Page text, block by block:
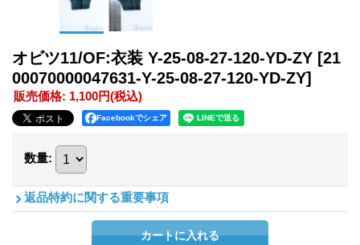
オビツ11/OF:衣装 Y-25-08-27-120-YD-ZY [21
00070000047631-Y-25-08-27-120-YD-ZY]
販売価格: 1,100円(税込)
Facebookでシェア
数量:
返品特約に関する重要事項